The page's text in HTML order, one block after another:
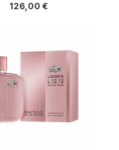
126,00 €